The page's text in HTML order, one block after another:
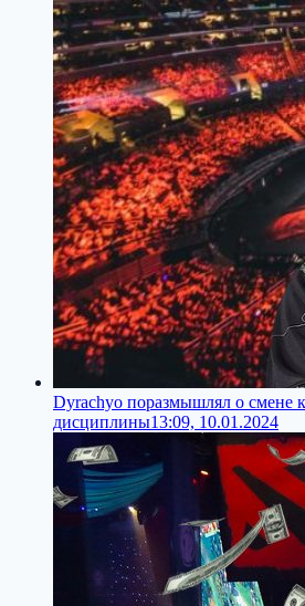
Dyrachyo поразмышлял о смене
дисциплины13:09, 10.01.2024